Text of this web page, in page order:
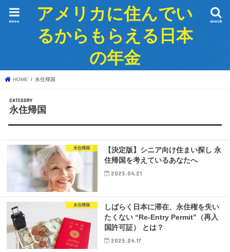
アメリカに住んでい
るからもらえる日本
の年金
search
menu
HOME 永住帰国
永住帰国
永住帰国
【決定版】シニア向け住まい探し 永
住帰国を考えているあなたへ
2025.04.21
永住帰国
しばらく日本に滞在、永住権を失い
たくない “Re-Entry Permit”（再入
国許可証） とは？
2025.04.17